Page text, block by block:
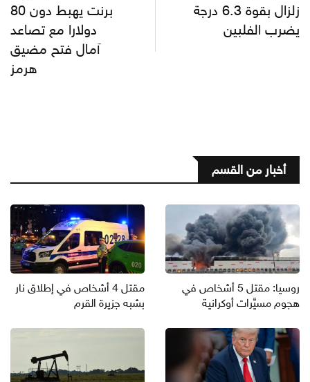
زلزال بقوة 6.3 درجة
يضرب الفلبين
برنت يهبط دون 80
دولارا مع تصاعد
آمال فتح مضيق
هرمز
أخبار من القسم
روسيا: مقتل 5 أشخاص في
هجوم مسيَّرات أوكرانية
مقتل 4 أشخاص في إطلاق نار
بشبه جزيرة القرم